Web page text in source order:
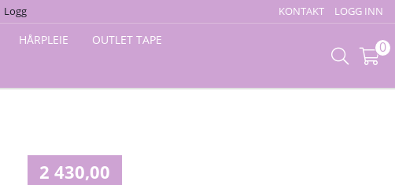
Logg
KONTAKT LOGG INN
HÅRPLEIE OUTLET TAPE 0
2 430,00